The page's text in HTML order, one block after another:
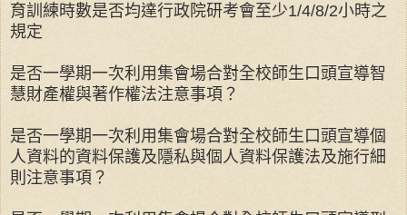
育訓練時數是否均達行政院研考會至少1/4/8/2小時之
規定
是否一學期一次利用集會場合對全校師生口頭宣導智
慧財產權與著作權法注意事項？
是否一學期一次利用集會場合對全校師生口頭宣導個
人資料的資料保護及隱私與個人資料保護法及施行細
則注意事項？